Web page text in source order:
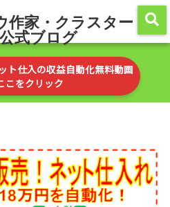
作家・クラスター
式ブログ
ト仕入の収益自動化無料動画
をクリック